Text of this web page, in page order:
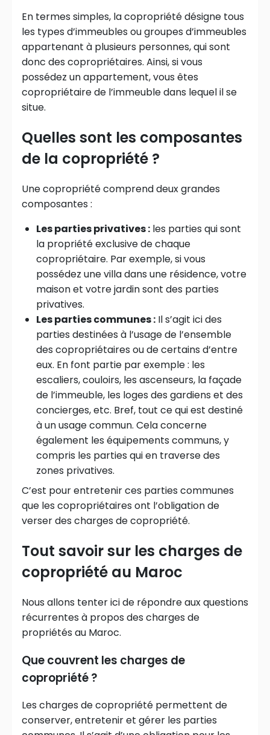
En termes simples, la copropriété désigne tous
les types d’immeubles ou groupes d’immeubles
appartenant à plusieurs personnes, qui sont
donc des copropriétaires. Ainsi, si vous
possédez un appartement, vous êtes
copropriétaire de l’immeuble dans lequel il se
situe.
Quelles sont les composantes
de la copropriété ?
Une copropriété comprend deux grandes
composantes :
Les parties privatives : les parties qui sont
la propriété exclusive de chaque
copropriétaire. Par exemple, si vous
possédez une villa dans une résidence, votre
maison et votre jardin sont des parties
privatives.
Les parties communes : Il s’agit ici des
parties destinées à l’usage de l’ensemble
des copropriétaires ou de certains d’entre
eux. En font partie par exemple : les
escaliers, couloirs, les ascenseurs, la façade
de l’immeuble, les loges des gardiens et des
concierges, etc. Bref, tout ce qui est destiné
à un usage commun. Cela concerne
également les équipements communs, y
compris les parties qui en traverse des
zones privatives.
C’est pour entretenir ces parties communes
que les copropriétaires ont l’obligation de
verser des charges de copropriété.
Tout savoir sur les charges de
copropriété au Maroc
Nous allons tenter ici de répondre aux questions
récurrentes à propos des charges de
propriétés au Maroc.
Que couvrent les charges de
copropriété ?
Les charges de copropriété permettent de
conserver, entretenir et gérer les parties